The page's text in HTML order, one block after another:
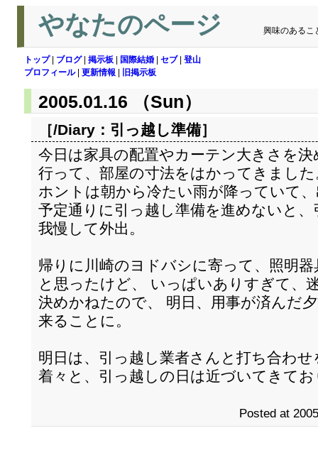
やなたのページ 興味のあるこ
トップ| ブログ| 掲示板 国際結婚 セブ| 登山
プロフィール| 更新情報 旧掲示板
2005.01.16 （Sun）
［/Diary： 引っ越し準備］
今日は家具の配置やカーテン大きさを
行って、部屋の寸法をはかってきました
ホントは朝から冷たい雨が降っていて
予定通りに引っ越し準備を進めないと
我慢して外出。
帰りに川崎のヨドバシに寄って、照明
と思ったけど、 いっぱいありすぎて、
決めかねたので、 明日、用事が済んだ
来ることに。
明日は、引っ越し業者さんと打ち合わ
着々と、引っ越しの日は近づいてきて
Posted at